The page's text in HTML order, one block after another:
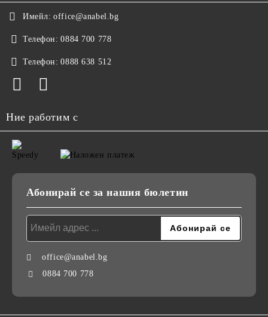
Имейл: office@anabel.bg
Телефон: 0884 700 778
Телефон: 0888 638 512
Ние работим с
Абонирай се за нашия бюлетин
office@anabel.bg
0884 700 778